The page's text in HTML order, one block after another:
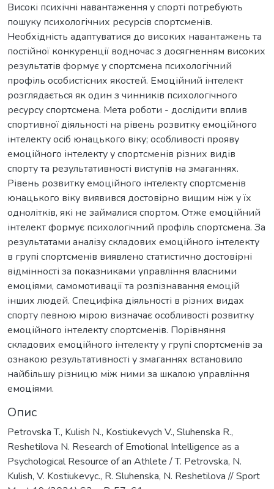
Високі психічні навантаження у спорті потребують
пошуку психологічних ресурсів спортсменів.
Необхідність адаптуватися до високих навантажень та
постійної конкуренції водночас з досягненням високих
результатів формує у спортсмена психологічний
профіль особистісних якостей. Емоційний інтелект
розглядається як один з чинників психологічного
ресурсу спортсмена. Мета роботи - дослідити вплив
спортивної діяльності на рівень розвитку емоційного
інтелекту осіб юнацького віку; особливості прояву
емоційного інтелекту у спортсменів різних видів
спорту та результативності виступів на змаганнях.
Рівень розвитку емоційного інтелекту спортсменів
юнацького віку виявився достовірно вищим ніж у їх
однолітків, які не займалися спортом. Отже емоційний
інтелект формує психологічний профіль спортсмена. За
результатами аналізу складових емоційного інтелекту
в групі спортсменів виявлено статистично достовірні
відмінності за показниками управління власними
емоціями, самомотивації та розпізнавання емоцій
інших людей. Специфіка діяльності в різних видах
спорту певною мірою визначає особливості розвитку
емоційного інтелекту спортсменів. Порівняння
складових емоційного інтелекту у групі спортсменів за
ознакою результативності у змаганнях встановило
найбільшу різницю між ними за шкалою управління
емоціями.
Опис
Petrovska T., Kulish N., Kostiukevych V., Sluhenska R.,
Reshetilova N. Research of Emotional Intelligence as a
Psychological Resource of an Athlete / T. Petrovska, N.
Kulish, V. Kostiukevyc., R. Sluhenska, N. Reshetilova // Sport